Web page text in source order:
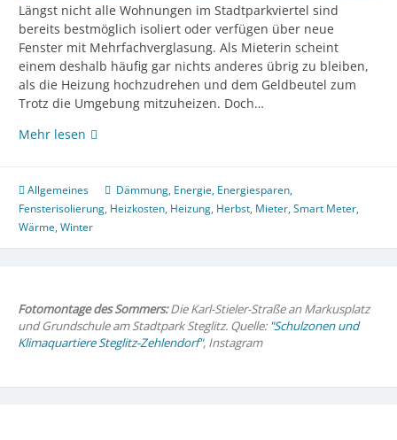
Längst nicht alle Wohnungen im Stadtparkviertel sind
bereits bestmöglich isoliert oder verfügen über neue
Fenster mit Mehrfachverglasung. Als Mieterin scheint
einem deshalb häufig gar nichts anderes übrig zu bleiben,
als die Heizung hochzudrehen und dem Geldbeutel zum
Trotz die Umgebung mitzuheizen. Doch…
Mehr lesen Wohlig
zum
Energie-
und
Heizkosten
Allgemeines Dämmung, Energie, Energiesparen,
Fensterisolierung, Heizkosten, Heizung, Herbst, Mieter,Smart Meter,
Wärme,Winter
Fotomontage des Sommers:Die Karl-Stieler-Straße an Markusplatz
und Grundschule am Stadtpark Steglitz. Quelle: "Schulzonen und
Klimaquartiere Steglitz-Zehlendorf", Instagram